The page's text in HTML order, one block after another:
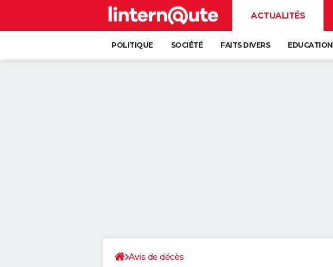
ACTUALITÉS
POLITIQUE SOCIÉTÉ FAITS DIVERS EDUCATION
Avis de décès